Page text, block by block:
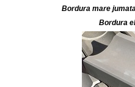
Bordura mare
Bordura